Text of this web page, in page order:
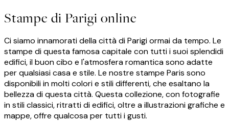
Stampe di Parigi online
Ci siamo innamorati della città di Parigi ormai da tempo. Le
stampe di questa famosa capitale con tutti i suoi splendidi
edifici, il buon cibo e l'atmosfera romantica sono adatte
per qualsiasi casa e stile. Le nostre stampe Paris sono
disponibili in molti colori e stili differenti, che esaltano la
bellezza di questa città. Questa collezione, con fotografie
in stili classici, ritratti di edifici, oltre a illustrazioni grafiche e
mappe, offre qualcosa per tutti i gusti.